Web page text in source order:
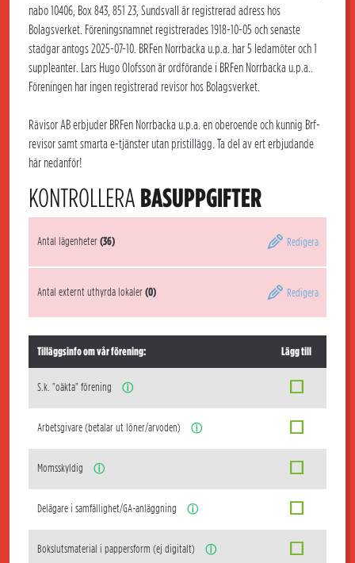
nabo 10406, Box 843, 851 23, Sundsvall är registrerad adress hos
Bolagsverket. Föreningsnamnet registrerades 1918-10-05 och senaste
stadgar antogs 2025-07-10. BRFen Norrbacka u.p.a. har 5 ledamöter och 1
suppleanter. Lars Hugo Olofsson är ordförande i BRFen Norrbacka u.p.a..
Föreningen har ingen registrerad revisor hos Bolagsverket.
Rävisor AB erbjuder BRFen Norrbacka u.p.a. en oberoende och kunnig Brf-
revisor samt smarta e-tjänster utan pristillägg. Ta del av ert erbjudande
här nedanför!
KONTROLLERA BASUPPGIFTER
Antal lägenheter(36) Redigera
Antal externt uthyrda lokaler(0) Redigera
Tilläggsinfo om vår förening: Lägg till
S.k. "oäkta" förening ⓘ
Arbetsgivare (betalar ut löner/arvoden) ⓘ
Momsskyldig ⓘ
Delägare i samfällighet/GA-anläggning ⓘ
Bokslutsmaterial i pappersform (ej digitalt) ⓘ